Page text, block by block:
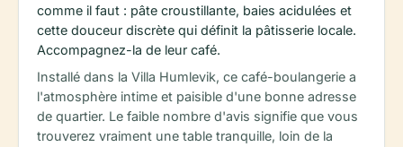
comme il faut : pâte croustillante, baies acidulées et
cette douceur discrète qui définit la pâtisserie locale.
Accompagnez-la de leur café.
Installé dans la Villa Humlevik, ce café-boulangerie a
l'atmosphère intime et paisible d'une bonne adresse
de quartier. Le faible nombre d'avis signifie que vous
trouverez vraiment une table tranquille, loin de la